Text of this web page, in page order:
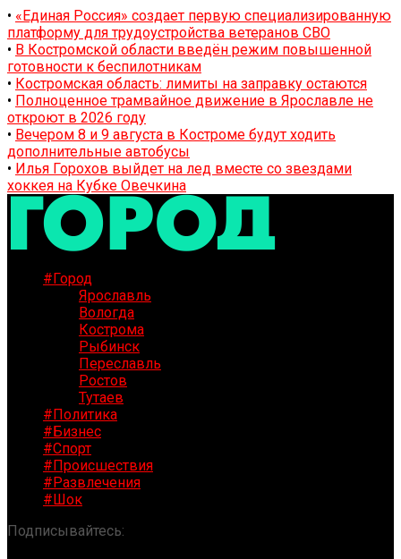
• «Единая Россия» создает первую специализированную
платформу для трудоустройства ветеранов СВО
• В Костромской области введён режим повышенной
готовности к беспилотникам
• Костромская область: лимиты на заправку остаются
• Полноценное трамвайное движение в Ярославле не
откроют в 2026 году
• Вечером 8 и 9 августа в Костроме будут ходить
дополнительные автобусы
• Илья Горохов выйдет на лед вместе со звездами
хоккея на Кубке Овечкина
#Город
Ярославль
Вологда
Кострома
Рыбинск
Переславль
Ростов
Тутаев
#Политика
#Бизнес
#Спорт
#Происшествия
#Развлечения
#Шок
Подписывайтесь: